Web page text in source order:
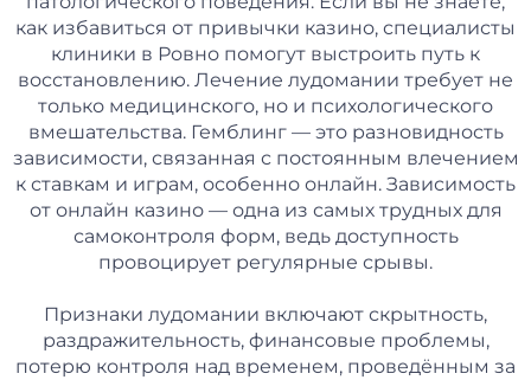
как избавиться от привычки казино, специалисты
клиники в Ровно помогут выстроить путь к
восстановлению. Лечение лудомании требует не
только медицинского, но и психологического
вмешательства. Гемблинг — это разновидность
зависимости, связанная с постоянным влечением
к ставкам и играм, особенно онлайн. Зависимость
от онлайн казино — одна из самых трудных для
самоконтроля форм, ведь доступность
провоцирует регулярные срывы.
Признаки лудомании включают скрытность,
раздражительность, финансовые проблемы,
потерю контроля над временем, проведённым за